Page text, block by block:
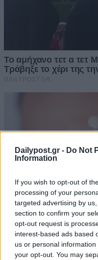
Dailypost.gr - Do Not
Information
If you wish to opt-out of
processing of your
targeted advertising by
section to confirm your
opt-out request is
interest-based ads based
us or personal
your opt-out. You may